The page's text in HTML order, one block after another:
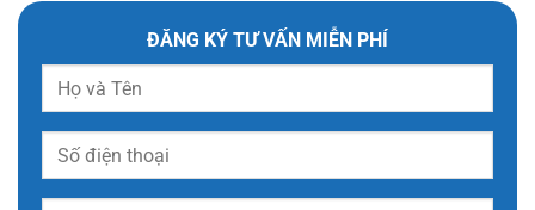
ĐĂNG KÝ TƯ VẤN MIỄN PHÍ